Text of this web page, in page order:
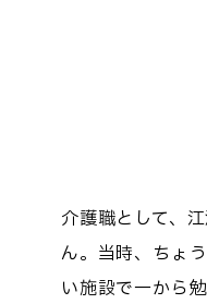
介護職として、
ん。当時、ちょ
い施設で一から